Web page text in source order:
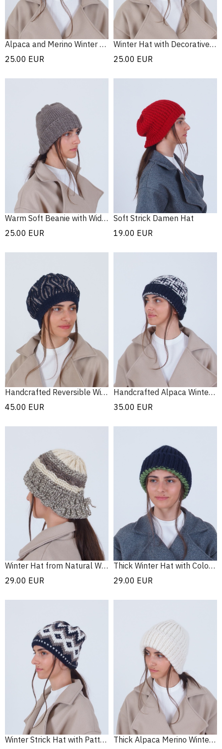
Alpaca and Merino Winter Hat
25.00 EUR
Winter Hat with Decorative Rim
25.00 EUR
Warm Soft Beanie with Wide Rim
25.00 EUR
Soft Strick Damen Hat
19.00 EUR
Handcrafted Reversible Winter Hat
45.00 EUR
Handcrafted Alpaca Winter Hat
35.00 EUR
Winter Hat from Natural Woll
29.00 EUR
Thick Winter Hat with Colorful Cuff
29.00 EUR
Winter Strick Hat with Pattern
Thick Alpaca Merino Winter Hat